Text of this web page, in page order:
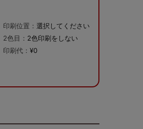
印刷位置：選択してください
2色目： 2色印刷をしない
印刷代：¥0